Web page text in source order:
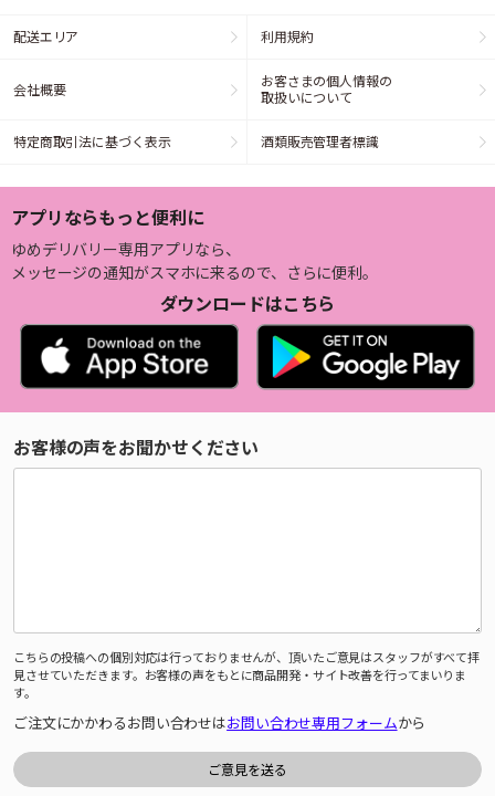
配送エリア 利用規約
会社概要
お客さまの個人情報の
取扱いについて
特定商取引法に基づく表示 酒類販売管理者標識
アプリならもっと便利に
ゆめデリバリー専用アプリなら、
メッセージの通知がスマホに来るので、さらに便利。
ダウンロードはこちら
お客様の声をお聞かせください
こちらの投稿への個別対応は行っておりませんが、頂いたご意見はスタッフがすべて拝
見させていただきます。お客様の声をもとに商品開発・サイト改善を行ってまいりま
す。
ご注文にかかわるお問い合わせはお問い合わせ専用フォームから